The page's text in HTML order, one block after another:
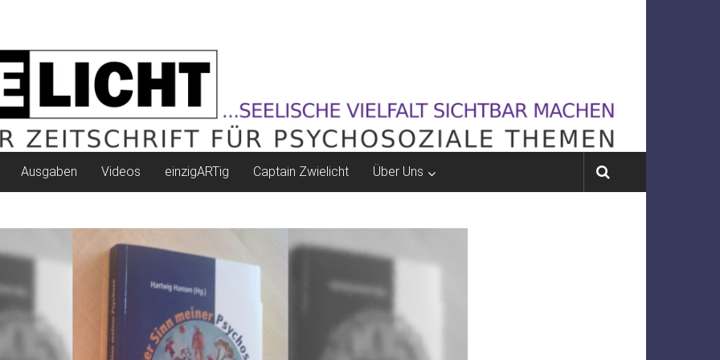
Ausgaben Videos einzigARTig Captain Zwielicht Über Uns